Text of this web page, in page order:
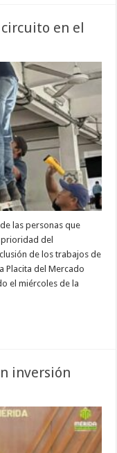
en el
las personas que
prioridad del
de los trabajos de
Placita del Mercado
el miércoles de la
inversión